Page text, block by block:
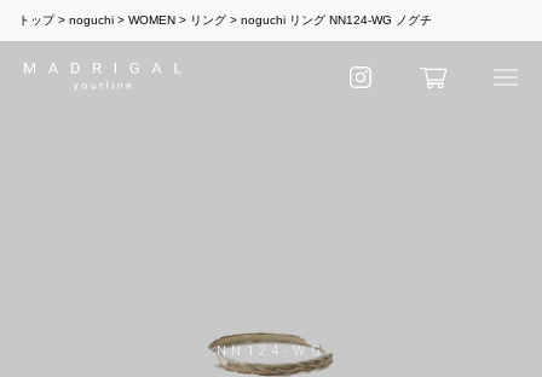
トップ noguchi WOMEN リング noguchi リング NN124-WG ノグチ
NN124-WG